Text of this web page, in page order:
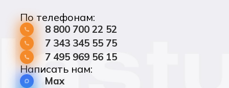
По телефонам:
8 800 700 22 52
7 343 345 55 75
7 495 969 56 15
Написать нам:
Max